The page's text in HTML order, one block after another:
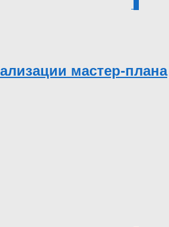
мастер-плана